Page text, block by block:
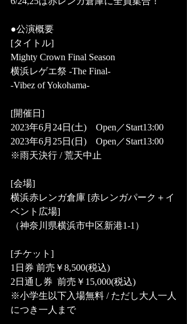
●公演概要
[タイトル]
Mighty Crown Final Season
横浜レゲエ祭 -The Final-
-Vibez of Yokohama-
[開催日]
2023年6月25日(日)　Open／Start13:00
※雨天決行 / 荒天中止
[会場]
横浜赤レンガ倉庫 [赤レンガパーク＋イ
ベント広場]
（神奈川県横浜市中区新港1-1）
[チケット]
1日券 前売￥8,500(税込)
※小学生以下入場無料 / ただし大人一人
につき一人まで